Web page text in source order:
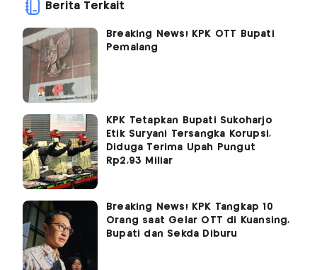
Berita Terkait
Breaking News! KPK OTT Bupati
Pemalang
KPK Tetapkan Bupati Sukoharjo
Etik Suryani Tersangka Korupsi,
Diduga Terima Upah Pungut
Rp2,93 Miliar
Breaking News! KPK Tangkap 10
Orang saat Gelar OTT di Kuansing,
Bupati dan Sekda Diburu